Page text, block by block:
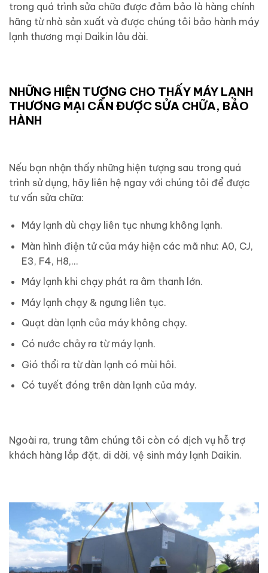
trong quá trình sửa chữa được đảm bảo là hàng chính
hãng từ nhà sản xuất và được chúng tôi bảo hành máy
lạnh thương mại Daikin lâu dài.
NHỮNG HIỆN TƯỢNG CHO THẤY MÁY LẠNH
THƯƠNG MẠI CẦN ĐƯỢC SỬA CHỮA, BẢO
HÀNH
Nếu bạn nhận thấy những hiện tượng sau trong quá
trình sử dụng, hãy liên hệ ngay với chúng tôi để được
tư vấn sửa chữa:
Máy lạnh dù chạy liên tục nhưng không lạnh.
Màn hình điện tử của máy hiện các mã như: A0, CJ,
E3, F4, H8,…
Máy lạnh khi chạy phát ra âm thanh lớn.
Máy lạnh chạy & ngưng liên tục.
Quạt dàn lạnh của máy không chạy.
Có nước chảy ra từ máy lạnh.
Gió thổi ra từ dàn lạnh có mùi hôi.
Có tuyết đóng trên dàn lạnh của máy.
Ngoài ra, trung tâm chúng tôi còn có dịch vụ hỗ trợ
khách hàng lắp đặt, di dời, vệ sinh máy lạnh Daikin.